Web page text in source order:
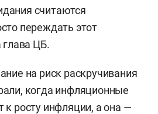
считаются
переждать этот
глава ЦБ.
на риск раскручивания
когда инфляционные
к росту инфляции, а она —